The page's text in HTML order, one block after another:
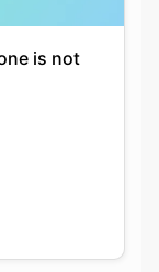
is not